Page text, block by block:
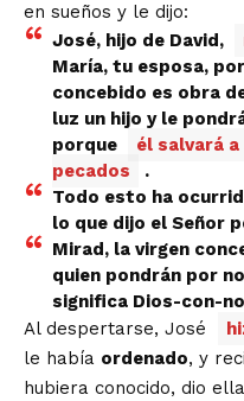
en sueños y le dijo:
José, hijo de David,
María, tu esposa,
concebido es obra
luz un hijo y le
porque
él salvará
pecados
.
Todo esto ha
lo que dijo el Señor
Mirad, la virgen
quien pondrán por
significa Dios-con-
Al despertarse, José
le había ordenado, y
hubiera conocido, dio